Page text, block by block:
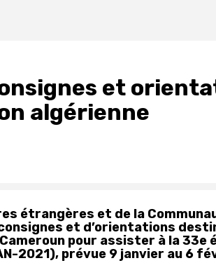
et
algérienne
étrangères et de la
et d’orientations
pour assister à la 33e
2021), prévue 9 janvier au 6